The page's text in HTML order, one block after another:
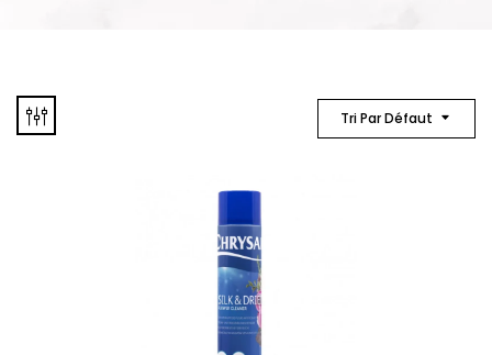
Tri Par Défaut